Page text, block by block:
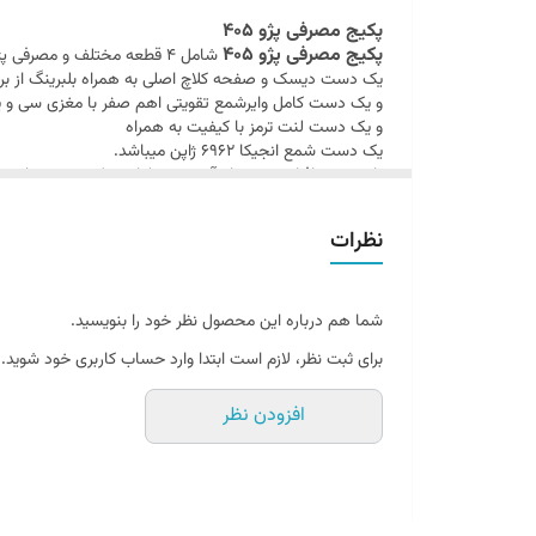
کلیه اقلام پکپکیج مصرفی پژو 405
واسطه ها باعث کاهش چشمگیر قیمت پکیج مصرفی پژو
در زیر تصویر محتوباتپکیج مصرفی پژو 405 رو خواهید
پکیج مصرفی پژو 405
پکیج مصرفی پژو 405
شامل 4 قطعه مختلف و مصرفی پژو 405 میباشد .
یک دست دیسک و صفحه کلاچ اصلی به همراه بلبرینگ از
و یک دست کامل وایرشمع تقویتی اهم صفر با مغزی سی و
و یک دست لنت ترمز با کیفیت به همراه
یک دست شمع انجیکا 6962 ژاپن میباشد.
با توجه به افزایش سرسام آور هزینه لوازم یدکی خودروهای
در زیر تصویر محتوبات
نظرات
شما هم درباره این محصول نظر خود را بنویسید.
برای ثبت نظر، لازم است ابتدا وارد حساب کاربری خود شوید.
افزودن نظر